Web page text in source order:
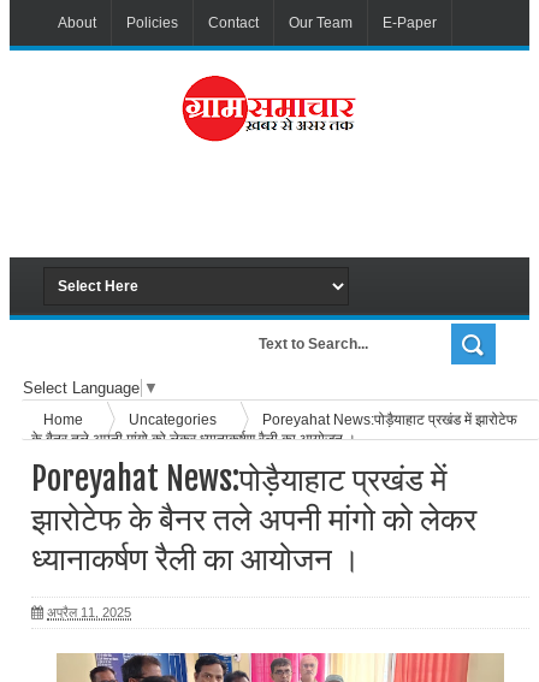
About Policies Contact Our Team E-Paper
Select Language ▼
Home Uncategories
Poreyahat News:पोड़ैयाहाट प्रखंड में झारोटेफ
के बैनर तले अपनी मांगो को लेकर ध्यानाकर्षण रैली का आयोजन ।
Poreyahat News:पोड़ैयाहाट प्रखंड में
झारोटेफ के बैनर तले अपनी मांगो को लेकर
ध्यानाकर्षण रैली का आयोजन ।
अप्रैल 11, 2025